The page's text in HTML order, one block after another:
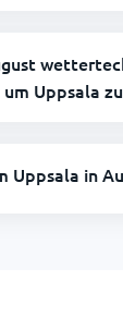
Uppsala
Uppsala in